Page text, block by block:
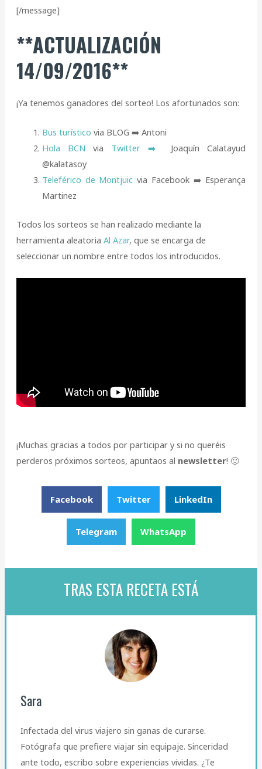
[/message]
**ACTUALIZACIÓN
14/09/2016**
¡Ya tenemos ganadores del sorteo! Los afortunados son:
Bus turístico via BLOG ➡️ Antoni
Hola BCN via Twitter ➡️Joaquín Calatayud
@kalatasoy
Teleférico de Montjuic via Facebook ➡️ Esperança
Martinez
Todos los sorteos se han realizado mediante la
herramienta aleatoria Al Azar, que se encarga de
seleccionar un nombre entre todos los introducidos.
¡Muchas gracias a todos por participar y si no queréis
perderos próximos sorteos, apuntaos al newsletter! 🙂
Facebook Twitter LinkedIn
Telegram WhatsApp
TRAS ESTA RECETA ESTÁ
Sara
Infectada del virus viajero sin ganas de curarse.
Fotógrafa que prefiere viajar sin equipaje. Sinceridad
ante todo, escribo sobre experiencias vividas. ¿Te